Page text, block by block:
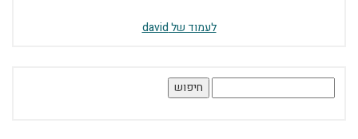
לעמוד של david